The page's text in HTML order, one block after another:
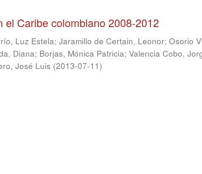
el Caribe colombiano 2008-2012
Luz Estela; Jaramillo de Certain, Leonor; Osorio
Diana; Borjas, Mónica Patricia; Valencia Cobo,
José Luis (2013-07-11)